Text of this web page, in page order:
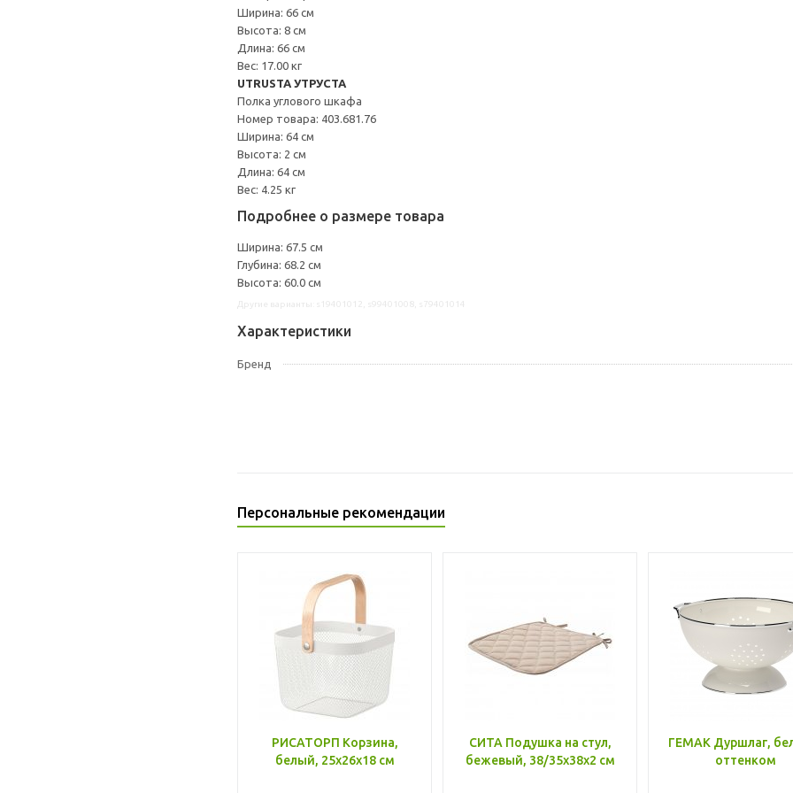
Ширина: 66 см
Высота: 8 см
Длина: 66 см
Вес: 17.00 кг
UTRUSTA УТРУСТА
Полка углового шкафа
Номер товара: 403.681.76
Ширина: 64 см
Высота: 2 см
Длина: 64 см
Вес: 4.25 кг
Подробнее о размере товара
Ширина: 67.5 см
Глубина: 68.2 см
Высота: 60.0 см
Характеристики
Бренд
Персональные рекомендации
РИСАТОРП Корзина,
белый, 25x26x18 см
СИТА Подушка на стул,
бежевый, 38/35x38x2 см
ГЕМАК Дуршлаг,
оттенком